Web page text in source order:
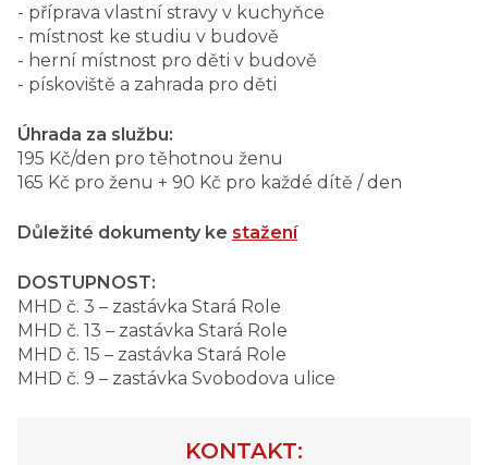
- příprava vlastní stravy v kuchyňce
- místnost ke studiu v budově
- herní místnost pro děti v budově
- pískoviště a zahrada pro děti
Úhrada za službu:
195 Kč/den pro těhotnou ženu
165 Kč pro ženu + 90 Kč pro každé dítě / den
Důležité dokumenty ke stažení
DOSTUPNOST:
MHD č. 3 – zastávka Stará Role
MHD č. 13 – zastávka Stará Role
MHD č. 15 – zastávka Stará Role
MHD č. 9 – zastávka Svobodova ulice
KONTAKT: